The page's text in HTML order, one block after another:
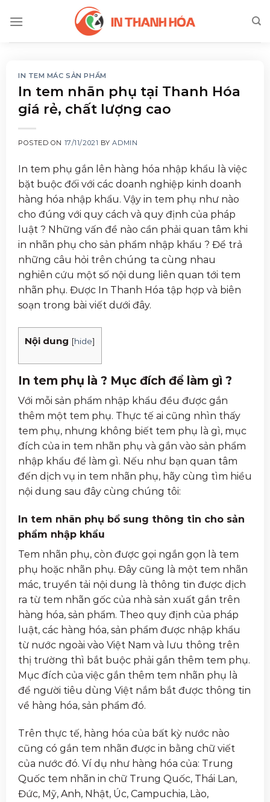
IN TEM MÁC SẢN PHẨM
In tem nhãn phụ tại Thanh Hóa
giá rẻ, chất lượng cao
POSTED ON 17/11/2021 BYADMIN
In tem phụ gắn lên hàng hóa nhập khẩu là việc
bặt buộc đối với các doanh nghiệp kinh doanh
hàng hóa nhập khẩu. Vậy in tem phụ như nào
cho đúng với quy cách và quy định của pháp
luật ? Những vấn đề nào cần phải quan tâm khi
in nhãn phụ cho sản phẩm nhập khẩu ? Để trả
những câu hỏi trên chúng ta cùng nhau
nghiên cứu một số nội dung liên quan tới tem
nhãn phụ. Được In Thanh Hóa tập hợp và biên
soạn trong bài viết dưới đây.
Nội dung [hide]
In tem phụ là ? Mục đích để làm gì ?
Với mỗi sản phẩm nhập khẩu đều được gắn
thêm một tem phụ. Thực tế ai cũng nhìn thấy
tem phụ, nhưng không biết tem phụ là gì, mục
đích của in tem nhãn phụ và gắn vào sản phẩm
nhập khẩu để làm gì. Nếu như bạn quan tâm
đến dịch vụ in tem nhãn phụ, hãy cùng tìm hiều
nội dung sau đây cùng chúng tôi:
In tem nhãn phụ bổ sung thông tin cho sản
phẩm nhập khẩu
Tem nhãn phụ, còn được gọi ngắn gọn là tem
phụ hoặc nhãn phụ. Đây cũng là một tem nhãn
mác, truyền tải nội dung là thông tin được dịch
ra từ tem nhãn gốc của nhà sản xuất gắn trên
hàng hóa, sản phẩm. Theo quy định của pháp
luật, các hàng hóa, sản phẩm được nhập khẩu
từ nước ngoài vào Việt Nam và lưu thông trên
thị trường thì bắt buộc phải gắn thêm tem phụ.
Mục đích của việc gắn thêm tem nhãn phụ là
để người tiêu dùng Việt nắm bắt được thông tin
về hàng hóa, sản phẩm đó.
Trên thực tế, hàng hóa của bất kỳ nước nào
cũng có gắn tem nhãn được in bằng chữ viết
của nước đó. Ví dụ như hàng hóa của: Trung
Quốc tem nhãn in chữ Trung Quốc, Thái Lan,
Đức, Mỹ, Anh, Nhật, Úc, Campuchia, Lào,